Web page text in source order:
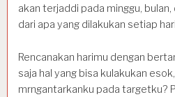
akan terjaddi pada minggu,
dari apa yang dilakukan setiap
Rencanakan harimu dengan
saja hal yang bisa kulakukan
mrngantarkanku pada targetku?